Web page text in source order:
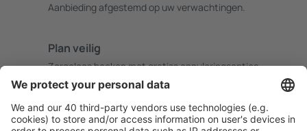
Aanbieding afgestemd op uw verwachtingen.
Plan veilig
Zorgeloos boeken met gratiss annuleringsopties.
Bespaar meer
Reisaanbiedingen en speciale aanbiedingen voor